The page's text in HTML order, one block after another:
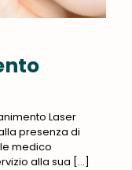
Laser
presenza di
medico
alla sua […]